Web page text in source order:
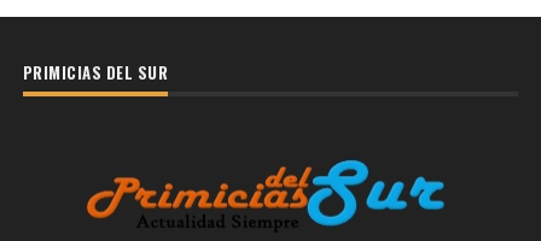
PRIMICIAS DEL SUR